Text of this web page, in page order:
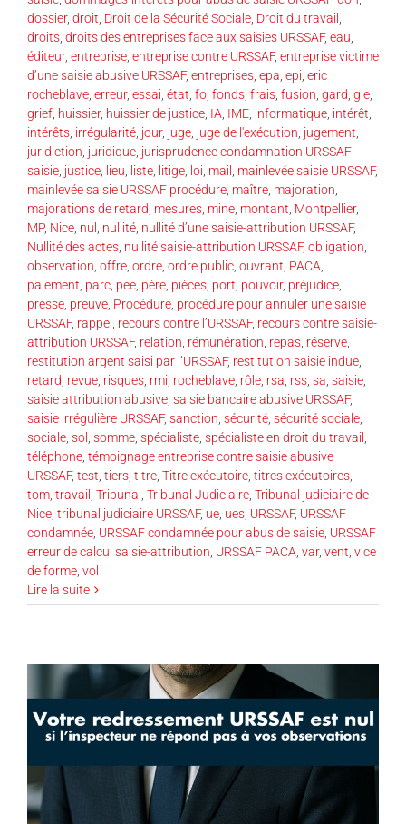
dossier, droit Droit de la Sécurité Sociale Droit du travail
droits droits des entreprises face aux saisies URSSAF, eau
éditeur, entreprise entreprise contre URSSAF, entreprise victime
d’une saisie abusive URSSAF, entreprises epa epi eric
rocheblave erreur, essai état fo fonds frais fusion gard gie
grief huissier, huissier de justice IA IME informatique intérêt
intérêts irrégularité jour, juge juge de l'exécution jugement
juridiction juridique jurisprudence condamnation URSSAF
saisie justice lieu liste litige loi mail mainlevée saisie URSSAF,
mainlevée saisie URSSAF procédure maître majoration
majorations de retard mesures mine montant Montpellier,
MP, Nice nul nullité nullité d’une saisie-attribution URSSAF,
Nullité des actes nullité saisie-attribution URSSAF, obligation
observation offre ordre ordre public ouvrant PACA
paiement parc pee père pièces port pouvoir, préjudice
presse preuve Procédure procédure pour annuler une saisie
URSSAF, rappel recours contre l’URSSAF, recours contre saisie-
attribution URSSAF, relation rémunération repas réserve
restitution argent saisi par l’URSSAF, restitution saisie indue
retard revue risques rmi rocheblave rôle rsa rss sa saisie
saisie attribution abusive saisie bancaire abusive URSSAF,
saisie irrégulière URSSAF, sanction sécurité sécurité sociale
sociale sol somme spécialiste spécialiste en droit du travail
téléphone témoignage entreprise contre saisie abusive
URSSAF, test tiers titre Titre exécutoire titres exécutoires
tom travail Tribunal Tribunal Judiciaire Tribunal judiciaire de
Nice tribunal judiciaire URSSAF, ue ues URSSAF, URSSAF
condamnée URSSAF condamnée pour abus de saisie URSSAF
erreur de calcul saisie-attribution URSSAF PACA var, vent vice
de forme vol
Lire la suite